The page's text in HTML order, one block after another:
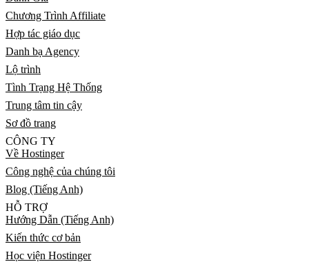
Chương Trình Affiliate
Hợp tác giáo dục
Danh bạ Agency
Lộ trình
Tình Trạng Hệ Thống
Trung tâm tin cậy
Sơ đồ trang
CÔNG TY
Về Hostinger
Công nghệ của chúng tôi
Blog (Tiếng Anh)
HỖ TRỢ
Hướng Dẫn (Tiếng Anh)
Kiến thức cơ bản
Học viện Hostinger